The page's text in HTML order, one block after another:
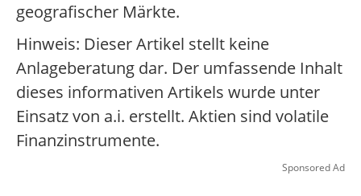
geografischer Märkte.
Hinweis: Dieser Artikel stellt keine
Anlageberatung dar. Der umfassende Inhalt
dieses informativen Artikels wurde unter
Einsatz von a.i. erstellt. Aktien sind volatile
Finanzinstrumente.
Sponsored Ad